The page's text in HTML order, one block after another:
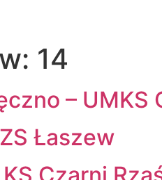
14
–
Łaszew